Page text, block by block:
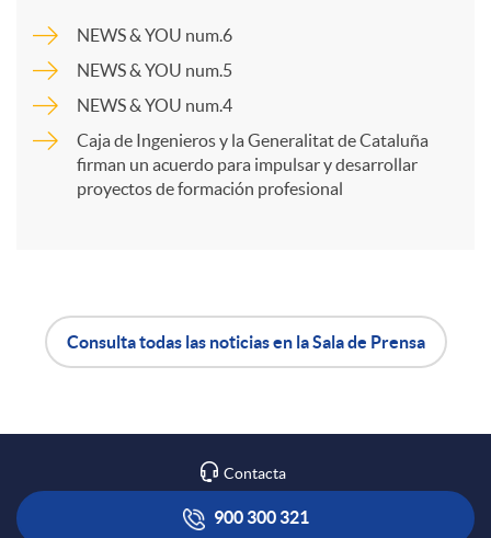
a
r
R
NEWS & YOU num.6
NEWS & YOU num.5
NEWS & YOU num.4
Caja de Ingenieros y la Generalitat de Cataluña
firman un acuerdo para impulsar y desarrollar
proyectos de formación profesional
A
p
l
o
t
Consulta todas las noticias en la Sala de Prensa
Contacta
900 300 321